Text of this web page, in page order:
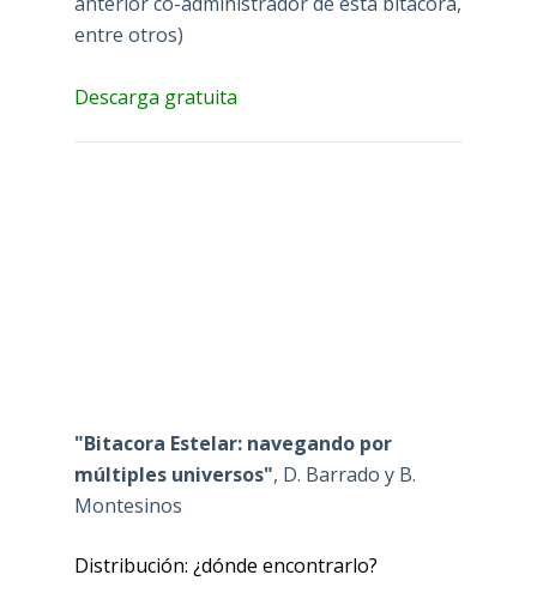
entre otros)
Descarga gratuita
"Bitacora Estelar: navegando por
múltiples universos", D. Barrado y B.
Montesinos
Distribución: ¿dónde encontrarlo?